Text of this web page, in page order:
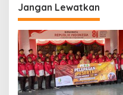
s
i
p
o
s
Jangan Lewatkan